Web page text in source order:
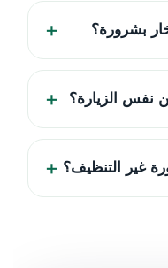
بشرورة؟
نفس الزيارة؟
غير التنظيف؟